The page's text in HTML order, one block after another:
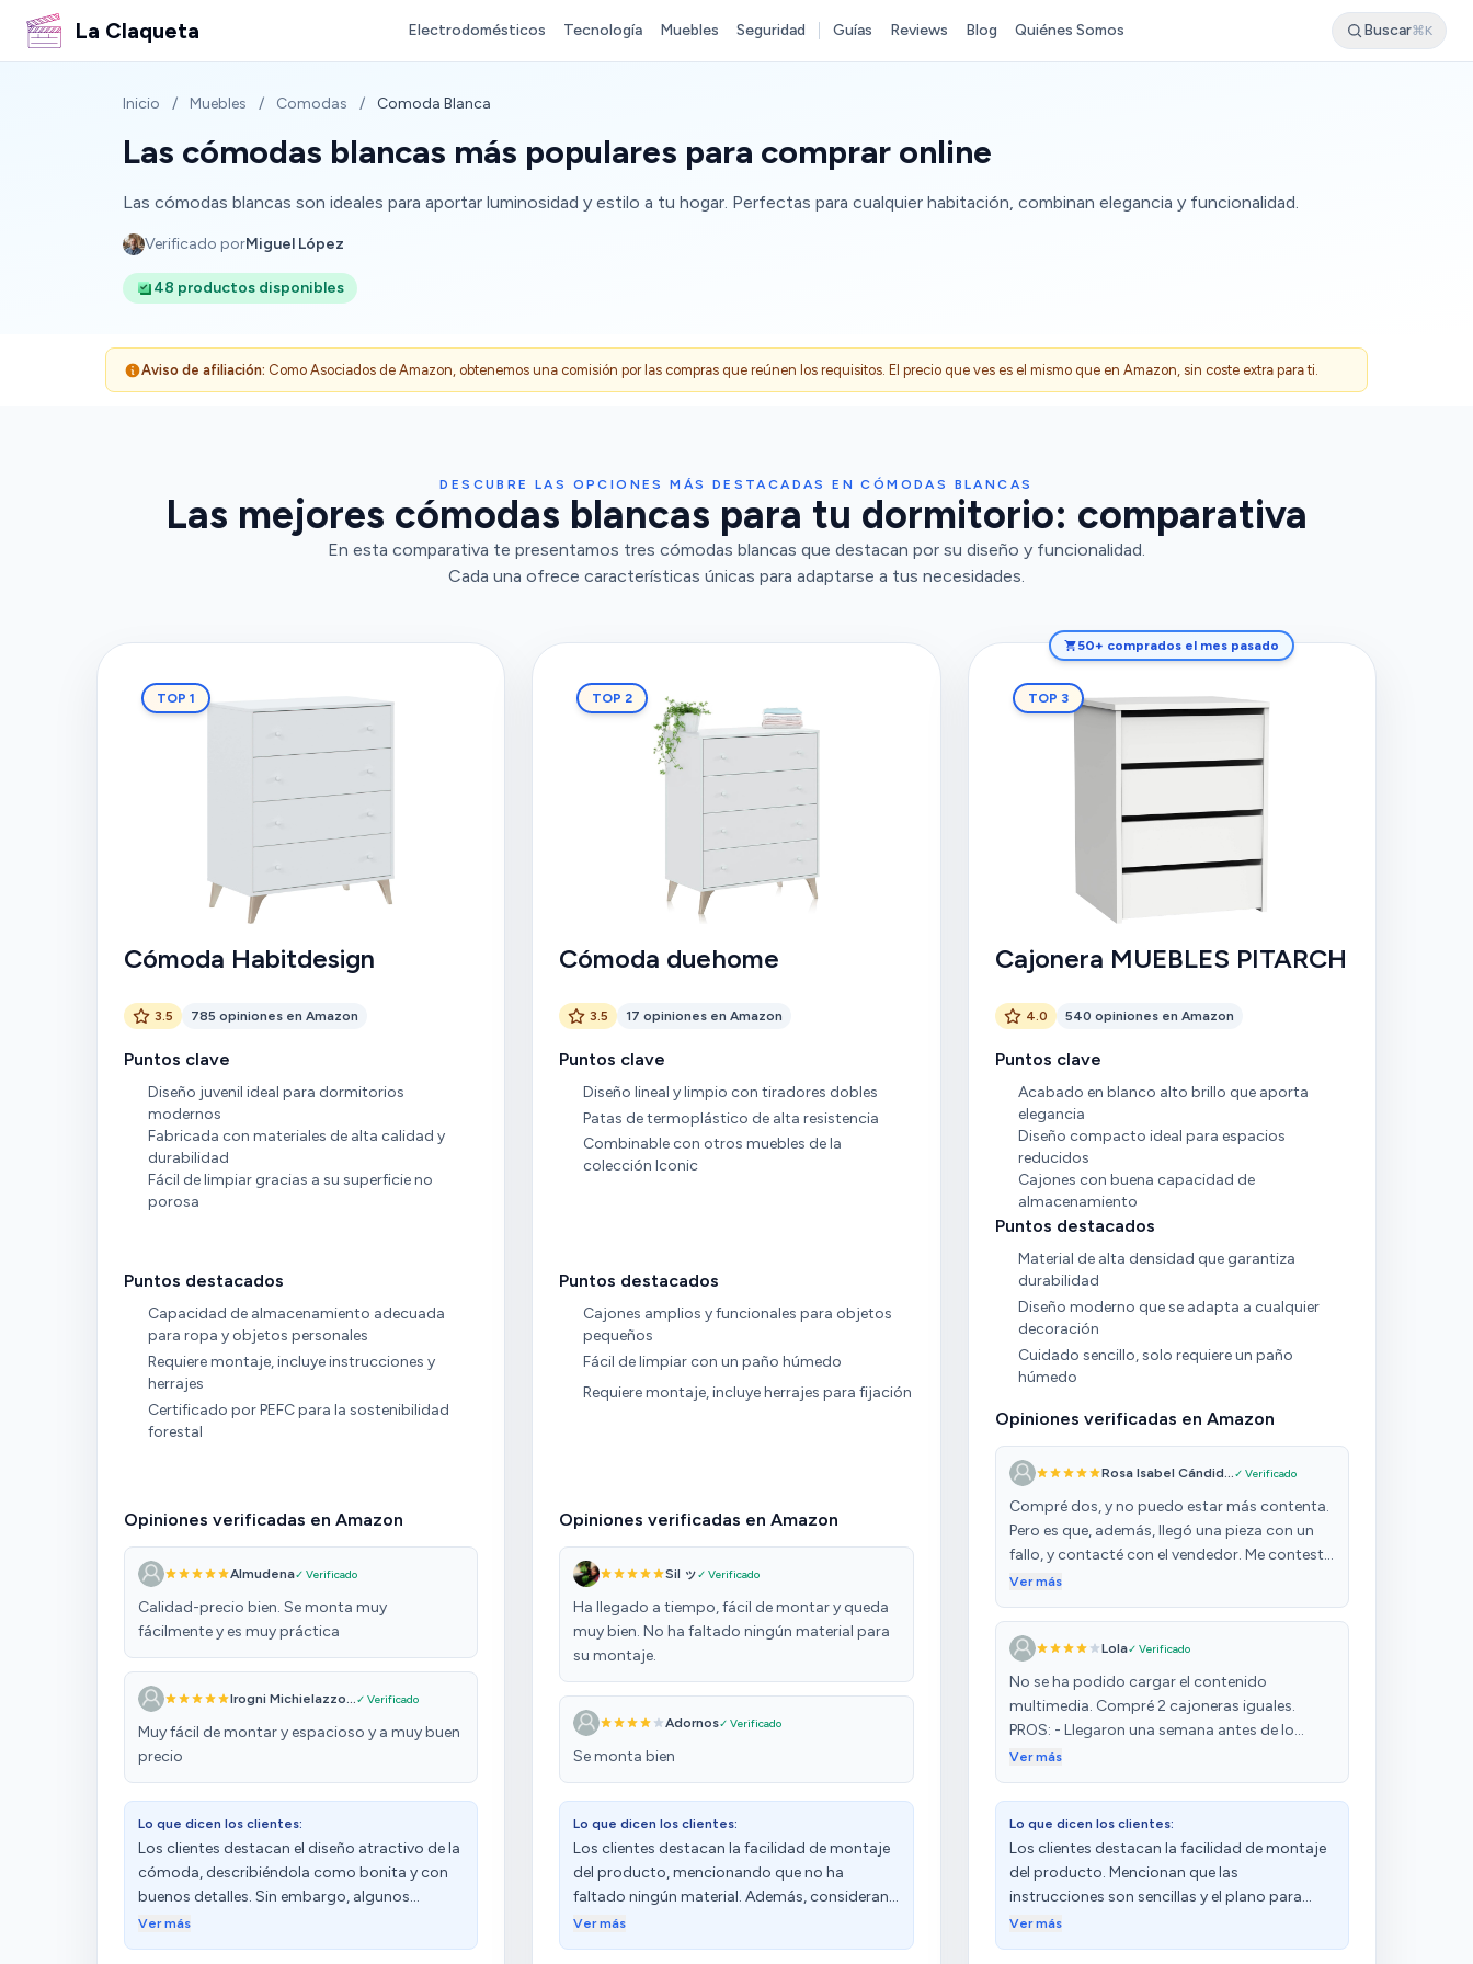
La Claqueta Electrodomésticos Tecnología Muebles Seguridad Guías Reviews Blog Quiénes Somos Buscar⌘K
Inicio / Muebles / Comodas / Comoda Blanca
Las cómodas blancas más populares para comprar online
Las cómodas blancas son ideales para aportar luminosidad y estilo a tu hogar. Perfectas para cualquier habitación, combinan elegancia y funcionalidad.
Verificado porMiguel López
48 productos disponibles
Aviso de afiliación: Como Asociados de Amazon, obtenemos una comisión por las compras que reúnen los requisitos. El precio que ves es el mismo que en Amazon, sin coste extra para ti.
DESCUBRE LAS OPCIONES MÁS DESTACADAS EN CÓMODAS BLANCAS
Las mejores cómodas blancas para tu dormitorio: comparativa
En esta comparativa te presentamos tres cómodas blancas que destacan por su diseño y funcionalidad.
Cada una ofrece características únicas para adaptarse a tus necesidades.
TOP 1
Cómoda Habitdesign
3.5 785 opiniones en Amazon
Puntos clave
Diseño juvenil ideal para dormitorios
modernos
Fabricada con materiales de alta calidad y
durabilidad
Fácil de limpiar gracias a su superficie no
porosa
Puntos destacados
Capacidad de almacenamiento adecuada
para ropa y objetos personales
Requiere montaje, incluye instrucciones y
herrajes
Certificado por PEFC para la sostenibilidad
forestal
Opiniones verificadas en Amazon
Almudena✓ Verificado
Calidad-precio bien. Se monta muy
fácilmente y es muy práctica
Irogni Michielazzo...✓ Verificado
Muy fácil de montar y espacioso y a muy buen
precio
Lo que dicen los clientes:
Los clientes destacan el diseño atractivo de la
cómoda, describiéndola como bonita y con
buenos detalles. Sin embargo, algunos
clientes han experimentado problemas con la
Ver más
TOP 2
Cómoda duehome
3.5 17 opiniones en Amazon
Puntos clave
Diseño lineal y limpio con tiradores dobles
Patas de termoplástico de alta resistencia
Combinable con otros muebles de la
colección Iconic
Puntos destacados
Cajones amplios y funcionales para objetos
pequeños
Fácil de limpiar con un paño húmedo
Requiere montaje, incluye herrajes para fijación
Opiniones verificadas en Amazon
Sil ッ✓ Verificado
Ha llegado a tiempo, fácil de montar y queda
muy bien. No ha faltado ningún material para
su montaje.
Adornos✓ Verificado
Se monta bien
Lo que dicen los clientes:
Los clientes destacan la facilidad de montaje
del producto, mencionando que no ha
faltado ningún material. Además, consideran
que tiene una buena relación calidad-precio y
Ver más
50+ comprados el mes pasado
TOP 3
Cajonera MUEBLES PITARCH
4.0 540 opiniones en Amazon
Puntos clave
Acabado en blanco alto brillo que aporta
elegancia
Diseño compacto ideal para espacios
reducidos
Cajones con buena capacidad de
almacenamiento
Puntos destacados
Material de alta densidad que garantiza
durabilidad
Diseño moderno que se adapta a cualquier
decoración
Cuidado sencillo, solo requiere un paño
húmedo
Opiniones verificadas en Amazon
Rosa Isabel Cándid...✓ Verificado
Compré dos, y no puedo estar más contenta.
Pero es que, además, llegó una pieza con un
fallo, y contacté con el vendedor. Me contestó
enseguida, y me envió la pieza nueva sin cargo
Ver más
Lola✓ Verificado
No se ha podido cargar el contenido
multimedia. Compré 2 cajoneras iguales.
PROS: - Llegaron una semana antes de lo
previsto. - Fáciles de montar, como cualquier
los elementos. - Cajones bastante amplios.
CONTRAS: - Las 2 cajoneras llegaron
GOLPEADAS en el mismo sitio y altura (y eran
2 paquetes independientes). Es un golpe en la
parte frontal, por lo que se ve sí o sí. Solución:
lo masillaré, lo lijaré y quedará como quede.
Aún así no tendría yo que estar haciendo
Ver más
Lo que dicen los clientes:
Los clientes destacan la facilidad de montaje
del producto. Mencionan que las
instrucciones son sencillas y el plano para
armarlo está muy claro. Además, aprecian su
Ver más